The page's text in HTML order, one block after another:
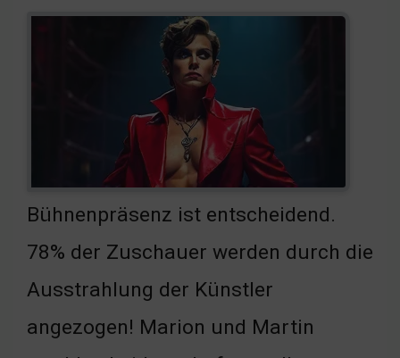
Bühnenpräsenz ist entscheidend.
78% der Zuschauer werden durch die
Ausstrahlung der Künstler
angezogen! Marion und Martin